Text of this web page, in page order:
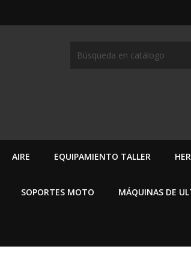
AIRE EQUIPAMIENTO TALLER
SOPORTES MOTO MÁQUINAS DE